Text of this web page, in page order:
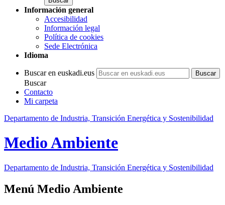
Información general
Accesibilidad
Información legal
Política de cookies
Sede Electrónica
Idioma
Buscar en euskadi.eus
Buscar
Contacto
Mi carpeta
Departamento de Industria, Transición Energética y Sostenibilidad
Medio Ambiente
Departamento de Industria, Transición Energética y Sostenibilidad
Menú Medio Ambiente